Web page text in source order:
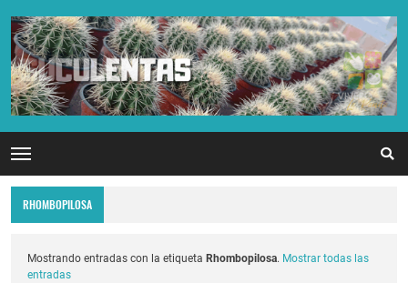
RHOMBOPILOSA
Mostrando entradas con la etiqueta Rhombopilosa. Mostrar todas las
entradas